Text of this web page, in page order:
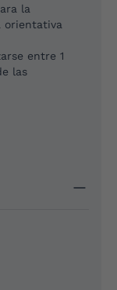
la
orientativa
entre 1
las